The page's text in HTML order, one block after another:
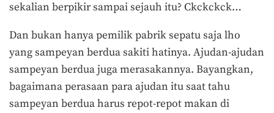
sekalian berpikir sampai sejauh itu? Ckckckck…
Dan bukan hanya pemilik pabrik sepatu saja lho
yang sampeyan berdua sakiti hatinya. Ajudan-ajudan
sampeyan berdua juga merasakannya. Bayangkan,
bagaimana perasaan para ajudan itu saat tahu
sampeyan berdua harus repot-repot makan di